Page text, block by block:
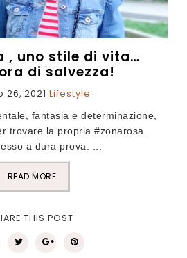
, uno stile di vita…
di salvezza!
26, 2021 Lifestyle
fantasia e determinazione,
trovare la propria #zonarosa.
a dura prova. ...
READ MORE
THIS POST